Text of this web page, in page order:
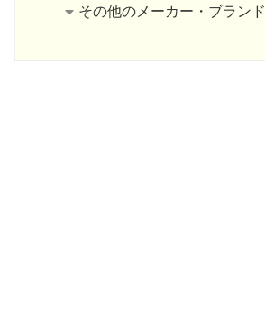
その他のメーカー・ブランド